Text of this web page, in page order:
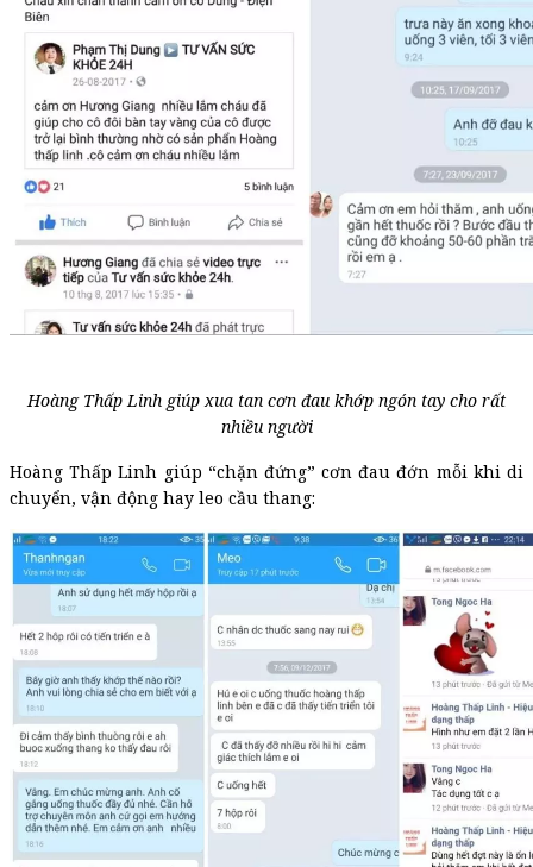
Hoàng Thấp Linh giúp xua tan cơn đau khớp ngón tay cho rất
nhiều người
Hoàng Thấp Linh giúp “chặn đứng” cơn đau đớn mỗi khi di
chuyển, vận động hay leo cầu thang: